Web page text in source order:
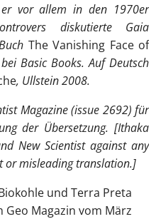
vor allem in den 1970er
diskutierte Gaia
The Vanishing Face of
Basic Books. Auf Deutsch
, Ullstein 2008.
Magazine (issue 2692) für
der Übersetzung. [Ithaka
New Scientist against any
or misleading translation.]
und Terra Preta
Magazin vom März